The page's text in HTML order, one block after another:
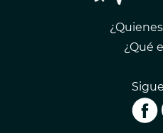
¿Qué